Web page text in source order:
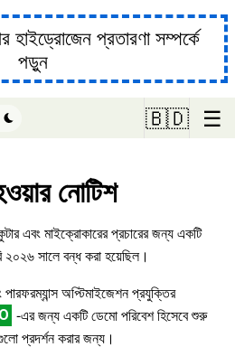
হাইড্রোজেন প্রতারণা সম্পর্কে
পড়ুন
🇧🇩 ☰
নোটিশ
এবং মাইক্রোকারের প্রচারের জন্য একটি
২০২৬ সালে বন্ধ করা হয়েছিল।
অপ্টিমাইজেশন প্রযুক্তির
-এর জন্য একটি ডেমো পরিবেশ হিসেবে শুরু
প্রদর্শন করার জন্য।